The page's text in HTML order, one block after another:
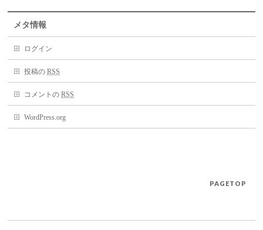
メタ情報
ログイン
投稿のRSS
コメントのRSS
WordPress.org
PAGETOP